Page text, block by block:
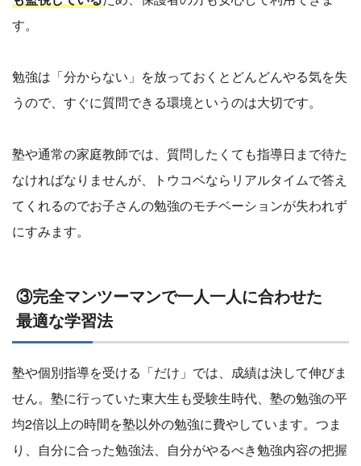
す。
勉強は「分からない」を放っておくとどんどんやる気を失
うので、すぐに質問できる環境というのは大切です。
塾や通常の家庭教師では、質問したくても指導日まで待た
なければなりませんが、トウコベならリアルタイムで答え
てくれるのでお子さんの勉強のモチベーションが失われず
にすみます。
③完全マンツーマンで​一人一人に合わせた
最適な学習法
塾や個別指導を受ける「だけ」では、成績は決して伸びま
せん。塾に行っていた東大生も受験生時代、塾の勉強の平
均2倍以上の時間を塾以外の勉強に費やしています。つま
り、自分に合った勉強法、自分がやるべき勉強内容の把握